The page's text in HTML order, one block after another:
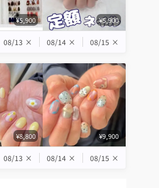
¥5,900 ¥5,900
08/13 × 08/14 × 08/15 ×
¥8,800 ¥9,900
08/13 × 08/14 × 08/15 ×